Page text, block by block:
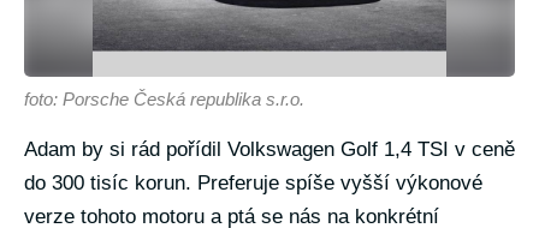
foto: Porsche Česká republika s.r.o.
Adam by si rád pořídil Volkswagen Golf 1,4 TSI v ceně
do 300 tisíc korun. Preferuje spíše vyšší výkonové
verze tohoto motoru a ptá se nás na konkrétní